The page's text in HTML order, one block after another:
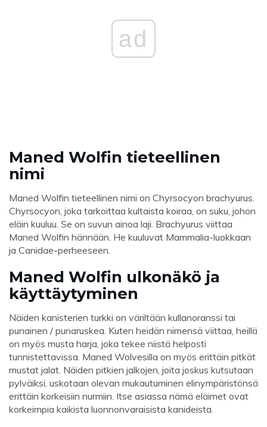
ad
Maned Wolfin tieteellinen
nimi
Maned Wolfin tieteellinen nimi on Chyrsocyon brachyurus.
Chyrsocyon, joka tarkoittaa kultaista koiraa, on suku, johon
eläin kuuluu. Se on suvun ainoa laji. Brachyurus viittaa
Maned Wolfin hännään. He kuuluvat Mammalia-luokkaan
ja Canidae-perheeseen.
Maned Wolfin ulkonäkö ja
käyttäytyminen
Näiden kanisterien turkki on väriltään kullanoranssi tai
punainen / punaruskea. Kuten heidän nimensä viittaa, heillä
on myös musta harja, joka tekee niistä helposti
tunnistettavissa. Maned Wolvesilla on myös erittäin pitkät
mustat jalat. Näiden pitkien jalkojen, joita joskus kutsutaan
pylväiksi, uskotaan olevan mukautuminen elinympäristönsä
erittäin korkeisiin nurmiin. Itse asiassa nämä eläimet ovat
korkeimpia kaikista luonnonvaraisista kanideista.